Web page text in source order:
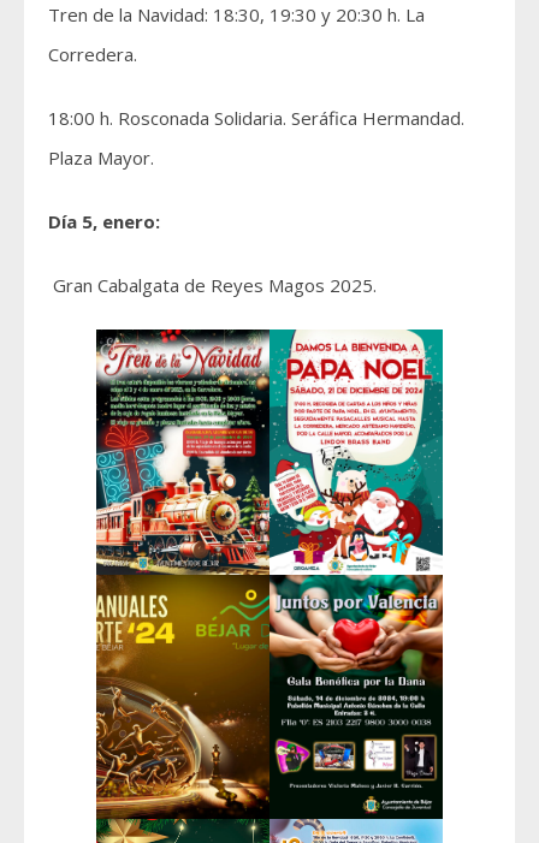
Tren de la Navidad: 18:30, 19:30 y 20:30 h. La
Corredera.
18:00 h. Rosconada Solidaria. Seráfica Hermandad.
Plaza Mayor.
Día 5, enero:
Gran Cabalgata de Reyes Magos 2025.